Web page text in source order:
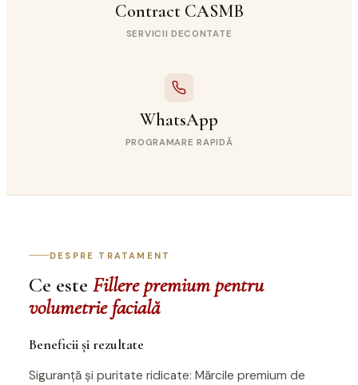
Contract CASMB
SERVICII DECONTATE
WhatsApp
PROGRAMARE RAPIDĂ
DESPRE TRATAMENT
Ce este Fillere premium pentru
volumetrie facială
Beneficii și rezultate
Siguranță și puritate ridicate: Mărcile premium de